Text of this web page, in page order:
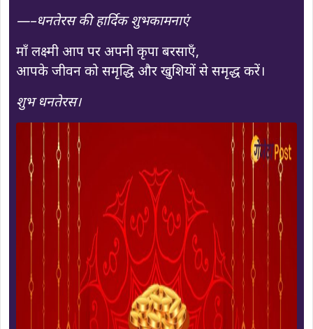
—–धनतेरस की हार्दिक शुभकामनाएं
माँ लक्ष्मी आप पर अपनी कृपा बरसाएँ,
आपके जीवन को समृद्धि और खुशियों से समृद्ध करें।
शुभ धनतेरस।